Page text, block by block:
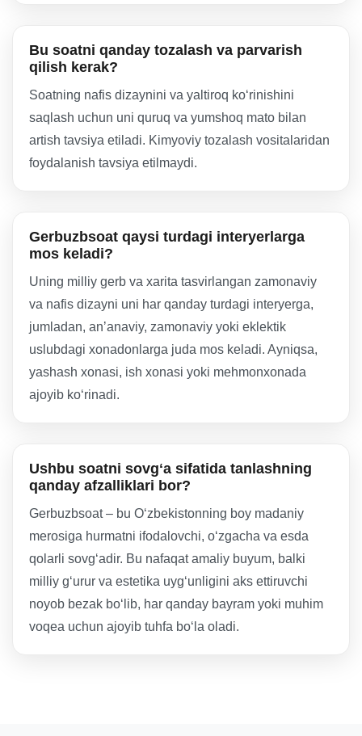
Bu soatni qanday tozalash va parvarish
qilish kerak?
Soatning nafis dizaynini va yaltiroq koʻrinishini
saqlash uchun uni quruq va yumshoq mato bilan
artish tavsiya etiladi. Kimyoviy tozalash vositalaridan
foydalanish tavsiya etilmaydi.
Gerbuzbsoat qaysi turdagi interyerlarga
mos keladi?
Uning milliy gerb va xarita tasvirlangan zamonaviy
va nafis dizayni uni har qanday turdagi interyerga,
jumladan, anʼanaviy, zamonaviy yoki eklektik
uslubdagi xonadonlarga juda mos keladi. Ayniqsa,
yashash xonasi, ish xonasi yoki mehmonxonada
ajoyib koʻrinadi.
Ushbu soatni sovgʻa sifatida tanlashning
qanday afzalliklari bor?
Gerbuzbsoat – bu Oʻzbekistonning boy madaniy
merosiga hurmatni ifodalovchi, oʻzgacha va esda
qolarli sovgʻadir. Bu nafaqat amaliy buyum, balki
milliy gʻurur va estetika uygʻunligini aks ettiruvchi
noyob bezak boʻlib, har qanday bayram yoki muhim
voqea uchun ajoyib tuhfa boʻla oladi.